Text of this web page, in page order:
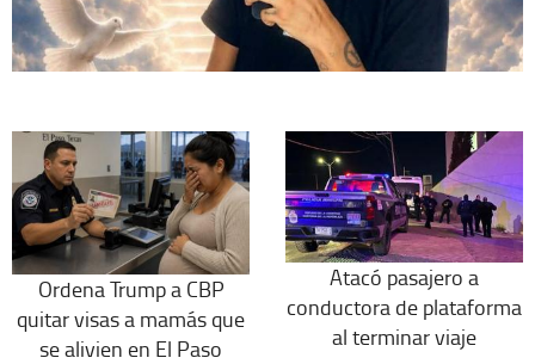
Ordena Trump a CBP
quitar visas a mamás que
se alivien en El Paso
Atacó pasajero a
conductora de plataforma
al terminar viaje